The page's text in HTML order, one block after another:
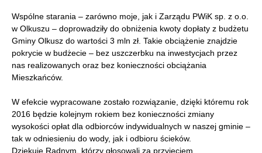
Wspólne starania – zarówno moje, jak i Zarządu PWiK sp. z o.o.
w Olkuszu – doprowadziły do obniżenia kwoty dopłaty z budżetu
Gminy Olkusz do wartości 3 mln zł. Takie obciążenie znajdzie
pokrycie w budżecie – bez uszczerbku na inwestycjach przez
nas realizowanych oraz bez konieczności obciążania
Mieszkańców.
W efekcie wypracowane zostało rozwiązanie, dzięki któremu rok
2016 będzie kolejnym rokiem bez konieczności zmiany
wysokości opłat dla odbiorców indywidualnych w naszej gminie –
tak w odniesieniu do wody, jak i odbioru ścieków.
Dziękuję Radnym, którzy głosowali za przyjęciem